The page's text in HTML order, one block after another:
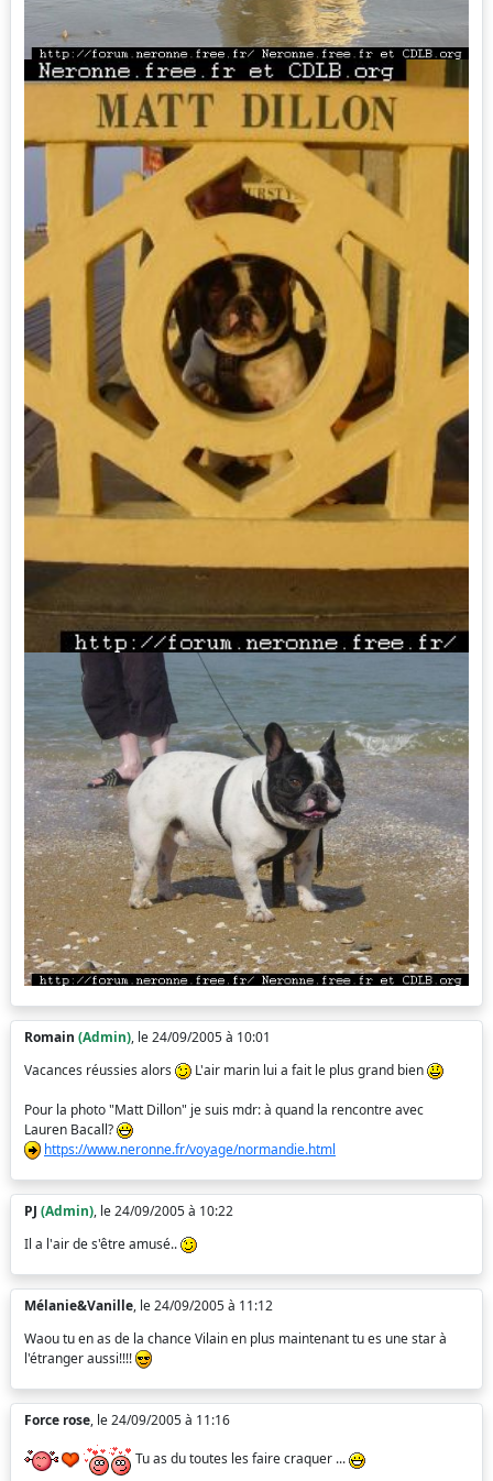
Romain (Admin), le 24/09/2005 à 10:01
Vacances réussies alors
L'air marin lui a fait le plus grand bien
Pour la photo "Matt Dillon" je suis mdr: à quand la rencontre avec
Lauren Bacall?
https://www.neronne.fr/voyage/normandie.html
PJ (Admin), le 24/09/2005 à 10:22
Il a l'air de s'être amusé..
Mélanie&Vanille, le 24/09/2005 à 11:12
Waou tu en as de la chance Vilain en plus maintenant tu es une star à
l'étranger aussi!!!!
Force rose, le 24/09/2005 à 11:16
Tu as du toutes les faire craquer ...